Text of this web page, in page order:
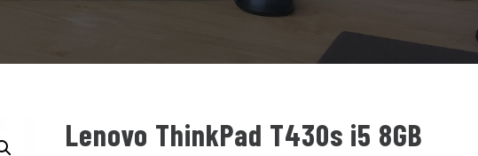
Lenovo ThinkPad T430s i5 8GB